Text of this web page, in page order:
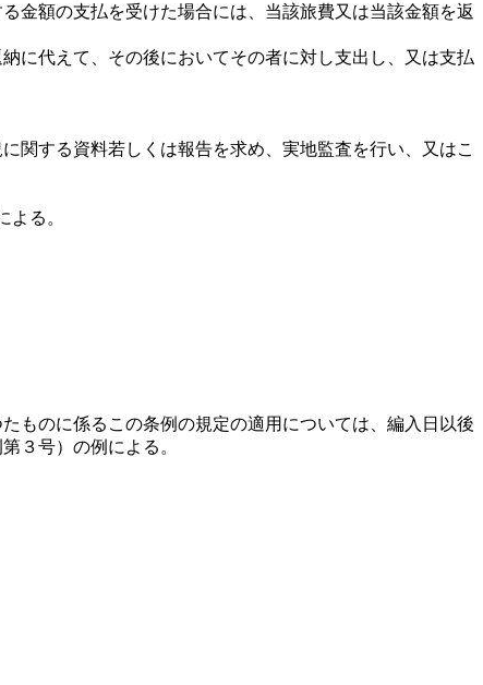
金額の支払を受けた場合には、当該旅費又は当該金額を返
に代えて、その後においてその者に対し支出し、又は支払
関する資料若しくは報告を求め、実地監査を行い、又はこ
る。
ものに係るこの条例の規定の適用については、編入日以後
３号）の例による。